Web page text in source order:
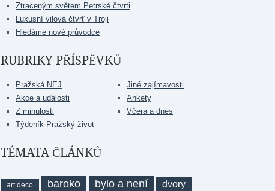
Ztraceným světem Petrské čtvrti
Luxusní vilová čtvrť v Troji
Hledáme nové průvodce
RUBRIKY PŘÍSPĚVKŮ
Pražská NEJ
Akce a události
Z minulosti
Týdeník Pražský život
Jiné zajímavosti
Ankety
Včera a dnes
TÉMATA ČLÁNKŮ
art deco baroko bylo a není dvory